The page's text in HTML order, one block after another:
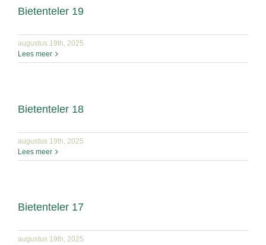
Bietenteler 19
augustus 19th, 2025
Lees meer
Bietenteler 18
augustus 19th, 2025
Lees meer
Bietenteler 17
augustus 19th, 2025